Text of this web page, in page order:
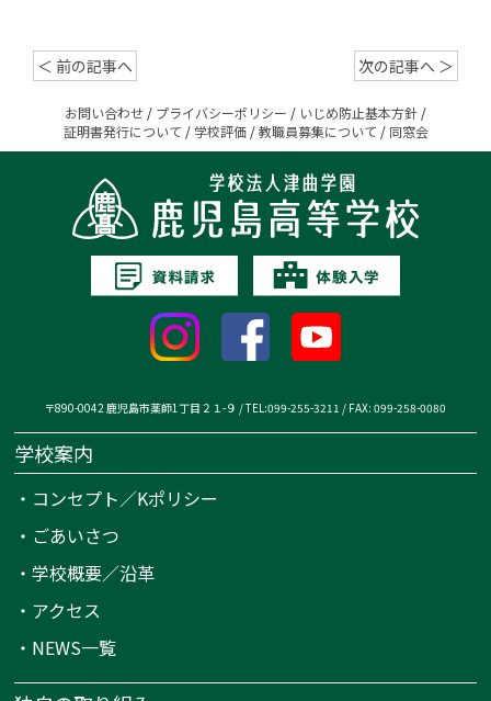
＜ 前の記事へ 次の記事へ ＞
お問い合わせ / プライバシーポリシー / いじめ防止基本方針 /
証明書発行について / 学校評価/教職員募集について / 同窓会
〒890-0042 鹿児島市薬師1丁目２１-９ / TEL:099-255-3211 / FAX: 099-258-0080
学校案内
・ コンセプト／Kポリシー
・ ごあいさつ
・学校概要／沿革
・ アクセス
・ NEWS一覧